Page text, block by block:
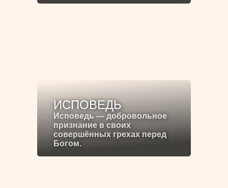
ИСПОВЕДЬ
Исповедь — добровольное
признание в своих
совершённых грехах перед
Богом.